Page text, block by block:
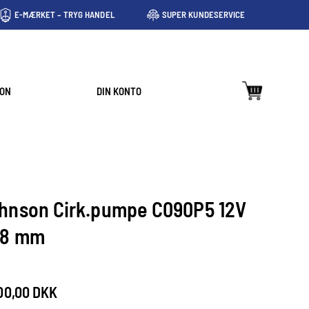
E-MÆRKET – TRYG HANDEL SUPER KUNDESERVICE
DIN KONTO
Cirk.pumpe C090P5 12V
mm
DKK